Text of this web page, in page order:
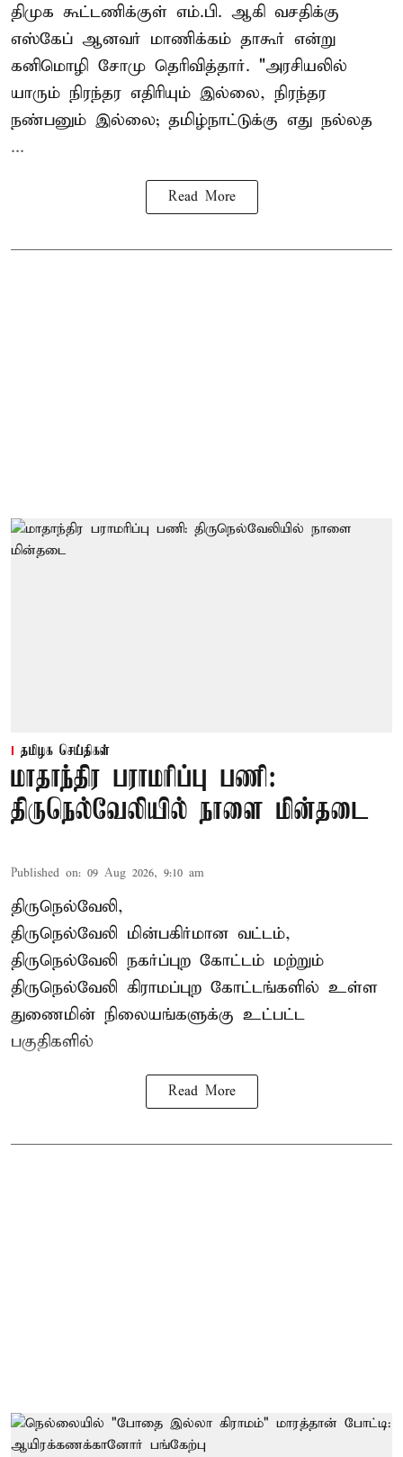
திமுக கூட்டணிக்குள் எம்.பி. ஆகி வசதிக்கு
எஸ்கேப் ஆனவர் மாணிக்கம் தாகூர் என்று
கனிமொழி சோமு தெரிவித்தார். "அரசியலில்
யாரும் நிரந்தர எதிரியும் இல்லை, நிரந்தர
நண்பனும் இல்லை; தமிழ்நாட்டுக்கு எது நல்லத
...
Read More
தமிழக செய்திகள்
மாதாந்திர பராமரிப்பு பணி:
திருநெல்வேலியில் நாளை மின்தடை
Published on: 09 Aug 2026, 9:10 am
திருநெல்வேலி,
திருநெல்வேலி மின்பகிர்மான வட்டம்,
திருநெல்வேலி நகர்ப்புற கோட்டம் மற்றும்
திருநெல்வேலி கிராமப்புற கோட்டங்களில் உள்ள
துணைமின் நிலையங்களுக்கு உட்பட்ட
பகுதிகளில்
Read More